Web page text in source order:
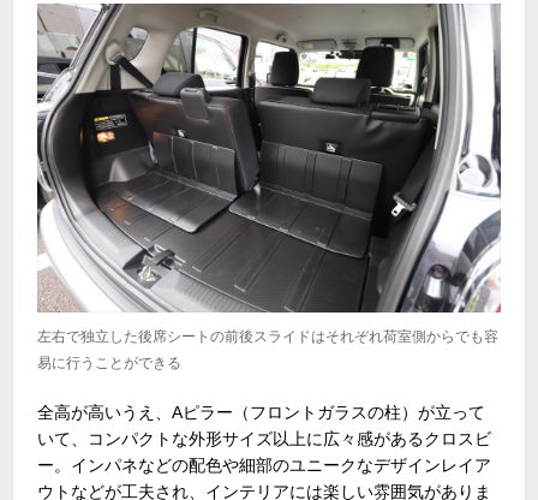
左右で独立した後席シートの前後スライドはそれぞれ荷室側からでも容
易に行うことができる
全高が高いうえ、Aピラー（フロントガラスの柱）が立って
いて、コンパクトな外形サイズ以上に広々感があるクロスビ
ー。インパネなどの配色や細部のユニークなデザインレイア
ウトなどが工夫され、インテリアには楽しい雰囲気がありま